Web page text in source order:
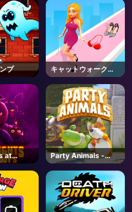
プ
キャットウォークバ
トル
at
Party Animals -
Steam